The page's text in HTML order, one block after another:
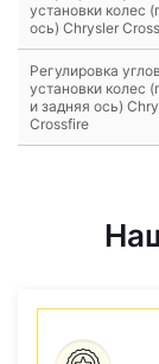
установки колес
ось) Chrysler
Регулировка углов
установки колес
и задняя ось)
Crossfire